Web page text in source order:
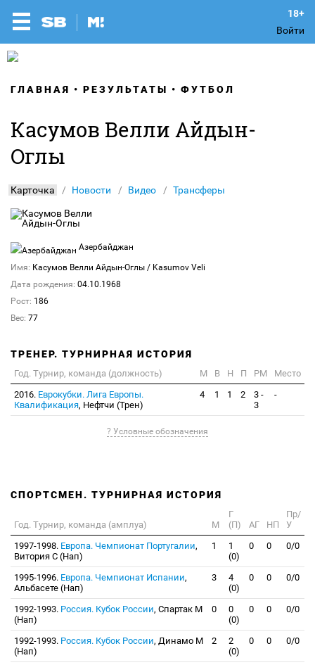
Войти
ГЛАВНАЯ РЕЗУЛЬТАТЫ ФУТБОЛ
Касумов Велли Айдын-
Оглы
Карточка Новости Видео Трансферы
Азербайджан
Имя: Касумов Велли Айдын-Оглы / Kasumov Veli
Дата рождения: 04.10.1968
Рост: 186
Вес: 77
ТРЕНЕР. ТУРНИРНАЯ ИСТОРИЯ
Год. Турнир, команда (должность) М В Н П РМ
Место
2016. Еврокубки. Лига Европы.
Квалификация, Нефтчи (Трен)
4 1 1 2
3 -
3
-
? Условные обозначения
СПОРТСМЕН. ТУРНИРНАЯ ИСТОРИЯ
Год. Турнир, команда (амплуа) М
Г
(П)
АГ НП
Пр/
У
1997-1998. Европа. Чемпионат Португалии,
Витория С (Нап)
1
1
(0)
0 0 0/0
1995-1996. Европа. Чемпионат Испании,
Альбасете (Нап)
3
4
(0)
0 0 0/0
1992-1993. Россия. Кубок России, Спартак М
(Нап)
0
0
(0)
0 0 0/0
1992-1993. Россия. Кубок России, Динамо М
(Нап)
2
2
(0)
0 0 0/0